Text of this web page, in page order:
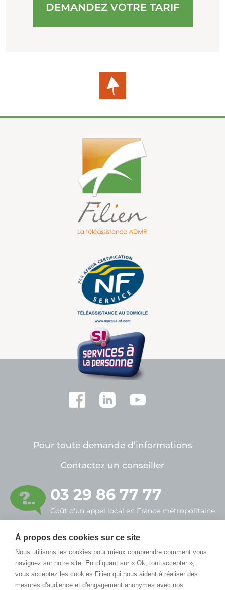
À propos des cookies sur ce site
Nous utilisons les cookies pour mieux comprendre comment vous
naviguez sur notre site. En cliquant sur « Ok, tout accepter »,
vous acceptez les cookies Filien qui nous aident à réaliser des
mesures d'audience et d'engagement anonymes avec nos
DEMANDEZ VOTRE TARIF
Pour toute demande d’informations
Contactez un conseiller
03 29 86 77 77
Coût d'un appel local en France métropolitaine
FILIEN ADMR
7, rue Alfred Sauvy
55430 Belleville-sur-Meuse